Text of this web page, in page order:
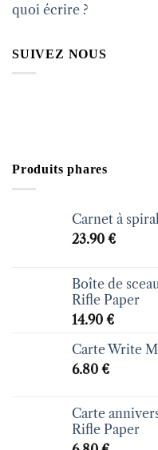
quoi écrire ?
SUIVEZ NOUS
Produits phares
Carnet à
23.90 €
Boîte de
Rifle Paper
14.90 €
Carte Write
6.80 €
Carte
Rifle Paper